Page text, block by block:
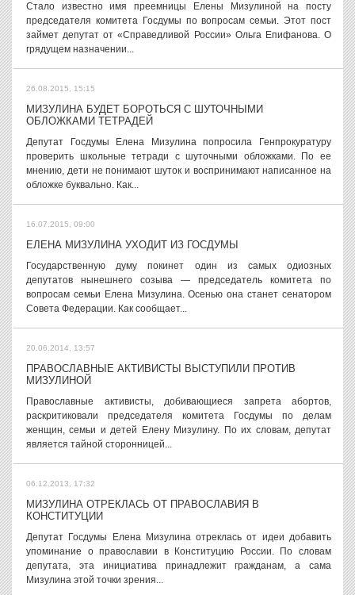
Стало известно имя преемницы Елены Мизулиной на посту
председателя комитета Госдумы по вопросам семьи. Этот пост
займет депутат от «Справедливой России» Ольга Епифанова. О
грядущем назначении...
26.08.2015, 15:15
МИЗУЛИНА БУДЕТ БОРОТЬСЯ С ШУТОЧНЫМИ
ОБЛОЖКАМИ ТЕТРАДЕЙ
Депутат Госдумы Елена Мизулина попросила Генпрокуратуру
проверить школьные тетради с шуточными обложками. По ее
мнению, дети не понимают шуток и воспринимают написанное на
обложке буквально. Как...
16.07.2015, 09:00
ЕЛЕНА МИЗУЛИНА УХОДИТ ИЗ ГОСДУМЫ
Государственную думу покинет один из самых одиозных
депутатов нынешнего созыва — председатель комитета по
вопросам семьи Елена Мизулина. Осенью она станет сенатором
Совета Федерации. Как сообщает...
20.06.2014, 13:57
ПРАВОСЛАВНЫЕ АКТИВИСТЫ ВЫСТУПИЛИ ПРОТИВ
МИЗУЛИНОЙ
Православные активисты, добивающиеся запрета абортов,
раскритиковали председателя комитета Госдумы по делам
женщин, семьи и детей Елену Мизулину. По их словам, депутат
является тайной сторонницей...
06.12.2013, 17:32
МИЗУЛИНА ОТРЕКЛАСЬ ОТ ПРАВОСЛАВИЯ В
КОНСТИТУЦИИ
Депутат Госдумы Елена Мизулина отреклась от идеи добавить
упоминание о православии в Конституцию России. По словам
депутата, эта инициатива принадлежит гражданам, а сама
Мизулина этой точки зрения...